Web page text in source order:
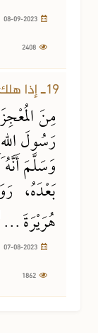
19ـ إذا هلك كسرى فلا كسرى بعده
مِنَ
رَسُولَ
وَسَلَّمَ
بَعْدَهُ،
هُرَيْرَةَ ...